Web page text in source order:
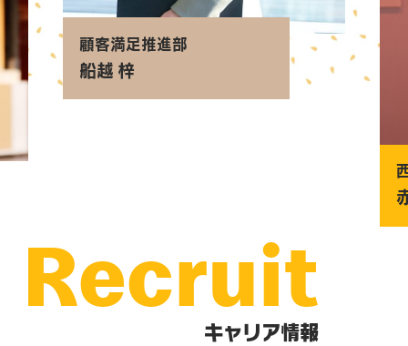
顧客満足推進部
船越 梓
Recruit
キャリア情報